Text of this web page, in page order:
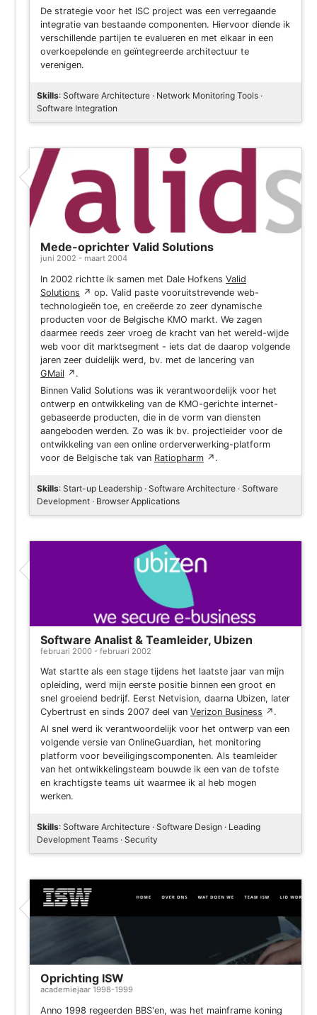
De strategie voor het ISC project was een verregaande
integratie van bestaande componenten. Hiervoor diende ik
verschillende partijen te evalueren en met elkaar in een
overkoepelende en geïntegreerde architectuur te
verenigen.
Skills: Software Architecture · Network Monitoring Tools ·
Software Integration
Mede-oprichter Valid Solutions
juni 2002 - maart 2004
In 2002 richtte ik samen met Dale Hofkens Valid
Solutions ↗ op. Valid paste vooruitstrevende web-
technologieën toe, en creëerde zo zeer dynamische
producten voor de Belgische KMO markt. We zagen
daarmee reeds zeer vroeg de kracht van het wereld-wijde
web voor dit marktsegment - iets dat de daarop volgende
jaren zeer duidelijk werd, bv. met de lancering van
GMail ↗ .
Binnen Valid Solutions was ik verantwoordelijk voor het
ontwerp en ontwikkeling van de KMO-gerichte internet-
gebaseerde producten, die in de vorm van diensten
aangeboden werden. Zo was ik bv. projectleider voor de
ontwikkeling van een online orderverwerking-platform
voor de Belgische tak van Ratiopharm ↗ .
Skills: Start-up Leadership · Software Architecture · Software
Development · Browser Applications
Software Analist & Teamleider, Ubizen
februari 2000 - februari 2002
Wat startte als een stage tijdens het laatste jaar van mijn
opleiding, werd mijn eerste positie binnen een groot en
snel groeiend bedrijf. Eerst Netvision, daarna Ubizen, later
Cybertrust en sinds 2007 deel van Verizon Business ↗ .
Al snel werd ik verantwoordelijk voor het ontwerp van een
volgende versie van OnlineGuardian, het monitoring
platform voor beveiligingscomponenten. Als teamleider
van het ontwikkelingsteam bouwde ik een van de tofste
en krachtigste teams uit waarmee ik al heb mogen
werken.
Skills: Software Architecture · Software Design · Leading
Development Teams · Security
Oprichting ISW
academiejaar 1998-1999
Anno 1998 regeerden BBS'en, was het mainframe koning